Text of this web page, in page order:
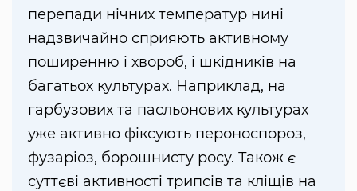
перепади нічних температур нині
надзвичайно сприяють активному
поширенню і хвороб, і шкідників на
багатьох культурах. Наприклад, на
гарбузових та пасльонових культурах
уже активно фіксують пероноспороз,
фузаріоз, борошнисту росу. Також є
суттєві активності трипсів та кліщів на